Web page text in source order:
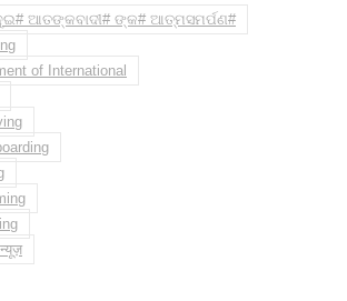
ଆତଙ୍କବାଦୀ# ଙ୍କ# ଆତ୍ମସମର୍ପଣ#
of International